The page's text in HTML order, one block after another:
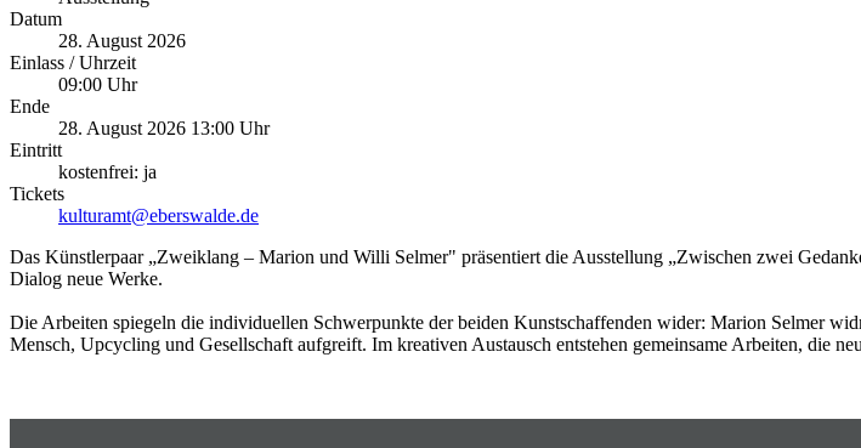
Datum
28. August 2026
Einlass / Uhrzeit
09:00 Uhr
Ende
28. August 2026 13:00 Uhr
Eintritt
kostenfrei: ja
Tickets
kulturamt@eberswalde.de
Das Künstlerpaar „Zweiklang – Marion und Willi Selmer" präsentiert die Ausstellung „Zwischen zwei
Dialog neue Werke.
Die Arbeiten spiegeln die individuellen Schwerpunkte der beiden Kunstschaffenden wider: Marion Selmer
Mensch, Upcycling und Gesellschaft aufgreift. Im kreativen Austausch entstehen gemeinsame Arbeiten, die